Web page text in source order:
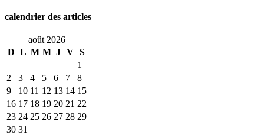
calendrier des articles
août 2026
D L M M J V S
1
2
3 4 5 6 7
8
9
10 11 12 13 14 15
16 17 18 19 20 21 22
23 24 25 26 27 28 29
30 31